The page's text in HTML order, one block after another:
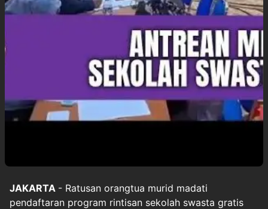
JAKARTA - Ratusan orangtua murid madati
pendaftaran program rintisan sekolah swasta gratis